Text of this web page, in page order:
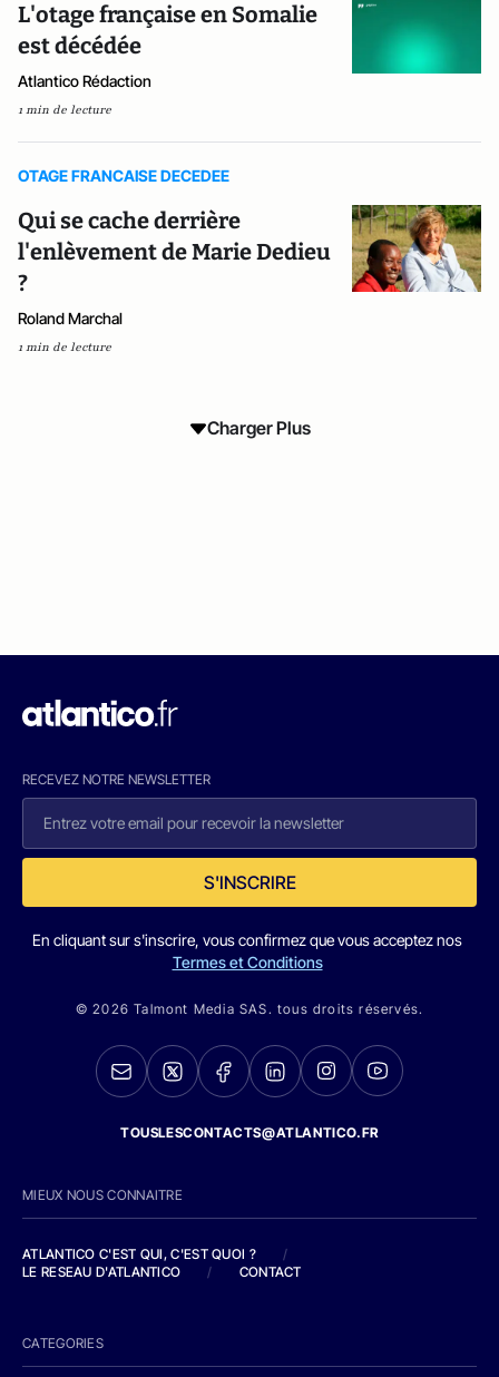
L'otage française en Somalie
est décédée
Atlantico Rédaction
1 min de lecture
OTAGE FRANCAISE DECEDEE
Qui se cache derrière
l'enlèvement de Marie Dedieu
?
Roland Marchal
1 min de lecture
Charger Plus
RECEVEZ NOTRE NEWSLETTER
S'INSCRIRE
En cliquant sur s'inscrire, vous confirmez que vous acceptez nos
Termes et Conditions
© 2026 Talmont Media SAS. tous droits réservés.
TOUSLESCONTACTS@ATLANTICO.FR
MIEUX NOUS CONNAITRE
ATLANTICO C'EST QUI, C'EST QUOI ?
/
LE RESEAU D'ATLANTICO
/ CONTACT
CATEGORIES